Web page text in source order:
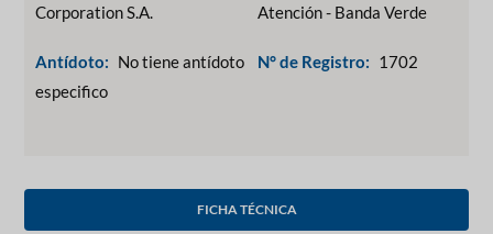
Corporation S.A.
Antídoto: No tiene antídoto
especifico
Atención - Banda Verde
N° de Registro: 1702
FICHA TÉCNICA